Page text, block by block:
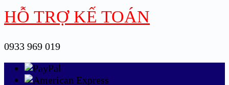
HỖ TRỢ KẾ TOÁN
0933 969 019